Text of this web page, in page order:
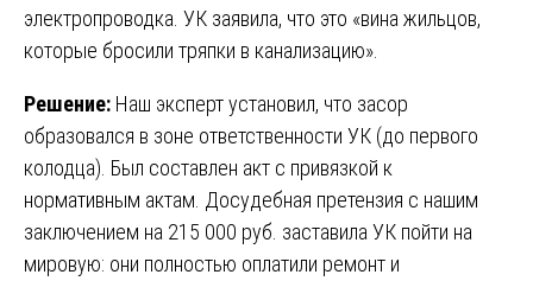
электропроводка. УК заявила, что это «вина жильцов,
которые бросили тряпки в канализацию».
Решение: Наш эксперт установил, что засор
образовался в зоне ответственности УК (до первого
колодца). Был составлен акт с привязкой к
нормативным актам. Досудебная претензия с нашим
заключением на 215 000 руб. заставила УК пойти на
мировую: они полностью оплатили ремонт и